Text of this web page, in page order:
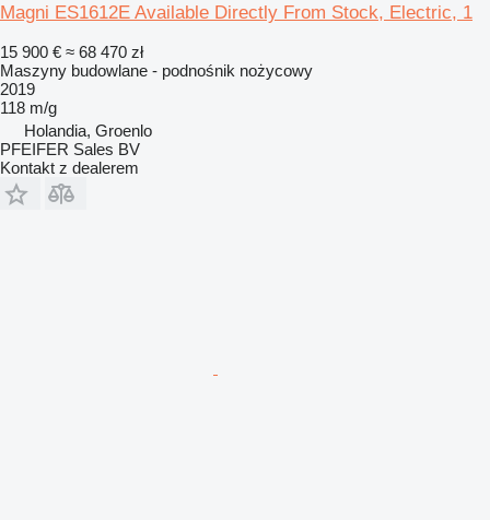
Magni ES1612E Available Directly From Stock, Electric, 1
15 900 € ≈ 68 470 zł
Maszyny budowlane - podnośnik nożycowy
2019
118 m/g
Holandia, Groenlo
PFEIFER Sales BV
Kontakt z dealerem